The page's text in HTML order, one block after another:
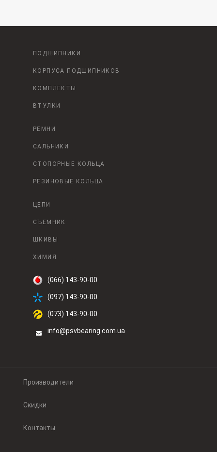
ПОДШИПНИКИ
КОРПУСА ПОДШИПНИКОВ
КОМПЛЕКТЫ
ВТУЛКИ
РЕМНИ
САЛЬНИКИ
СТОПОРНЫЕ КОЛЬЦА
РЕЗИНОВЫЕ КОЛЬЦА
ЦЕПИ
СЪЕМНИК
ШКИВЫ
ХИМИЯ
(066) 143-90-00
(097) 143-90-00
(073) 143-90-00
info@psvbearing.com.ua
Производители
Скидки
Контакты